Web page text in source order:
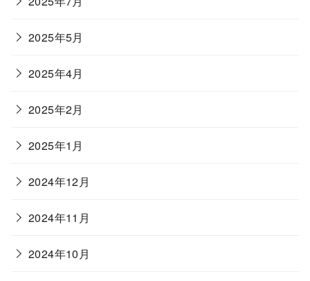
2025年5月
2025年4月
2025年2月
2025年1月
2024年12月
2024年11月
2024年10月